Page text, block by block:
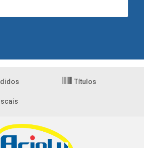
Títulos